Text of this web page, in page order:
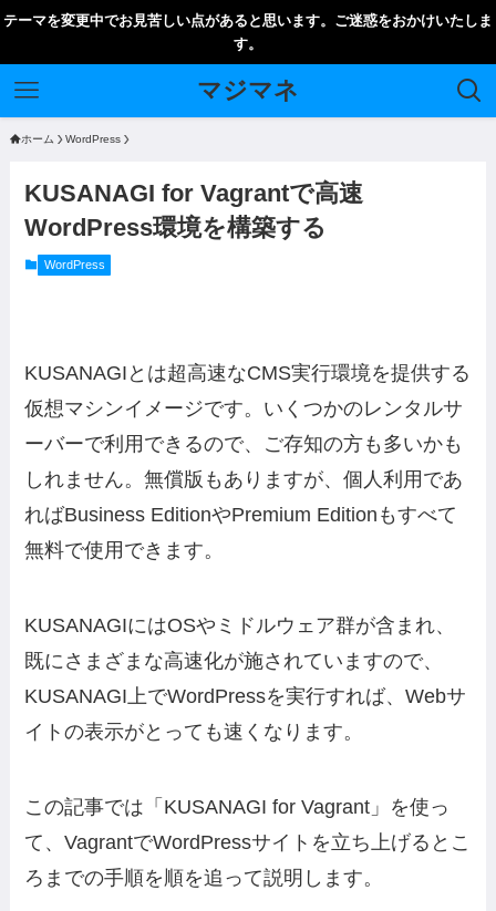
テーマを変更中でお見苦しい点があると思います。ご迷惑をおかけいたしま
す。
マジマネ
ホーム WordPress
KUSANAGI for Vagrantで高速
WordPress環境を構築する
WordPress
KUSANAGIとは超高速なCMS実行環境を提供する
仮想マシンイメージです。いくつかのレンタルサ
ーバーで利用できるので、ご存知の方も多いかも
しれません。無償版もありますが、個人利用であ
ればBusiness EditionやPremium Editionもすべて
無料で使用できます。
KUSANAGIにはOSやミドルウェア群が含まれ、
既にさまざまな高速化が施されていますので、
KUSANAGI上でWordPressを実行すれば、Webサ
イトの表示がとっても速くなります。
この記事では「KUSANAGI for Vagrant」を使っ
て、VagrantでWordPressサイトを立ち上げるとこ
ろまでの手順を順を追って説明します。